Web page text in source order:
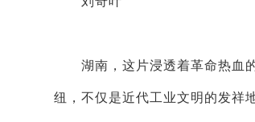
湖南，这片浸透着革命热血的
纽，不仅是近代工业文明的发祥